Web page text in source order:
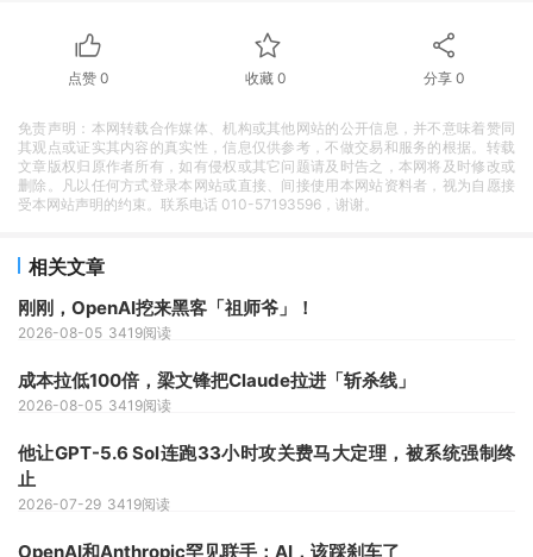
点赞0 收藏0 分享 0
免责声明：本网转载合作媒体、机构或其他网站的公开信息，并不意味着赞同
其观点或证实其内容的真实性，信息仅供参考，不做交易和服务的根据。转载
文章版权归原作者所有，如有侵权或其它问题请及时告之，本网将及时修改或
删除。凡以任何方式登录本网站或直接、间接使用本网站资料者，视为自愿接
受本网站声明的约束。联系电话 010-57193596，谢谢。
相关文章
刚刚，OpenAI挖来黑客「祖师爷」！
2026-08-05 3419阅读
成本拉低100倍，梁文锋把Claude拉进「斩杀线」
2026-08-05 3419阅读
他让GPT-5.6 Sol连跑33小时攻关费马大定理，被系统强制终
止
2026-07-29 3419阅读
OpenAI和Anthropic罕见联手：AI，该踩刹车了